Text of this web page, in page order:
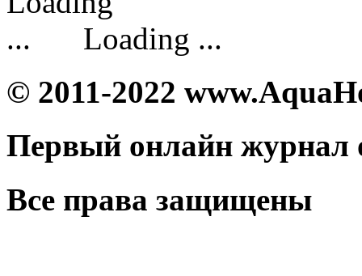
Loading ...
© 2011-2022
Первый онлайн журнал
Все права защищены